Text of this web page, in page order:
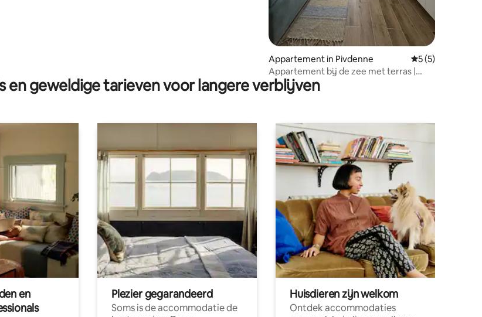
Appartement in Pivdenne Gemiddelde
5 (5)
Appartement bij de zee met terras |
Zuiden
en geweldige tarieven voor langere verblijven
en
Plezier gegarandeerd
Soms is de accommodatie de
Huisdieren zijn welkom
Ontdek accommodaties